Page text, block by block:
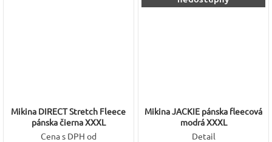
Mikina DIRECT Stretch Fleece
pánska čierna XXXL
Cena s DPH od
Mikina JACKIE pánska fleecová
modrá XXXL
Detail